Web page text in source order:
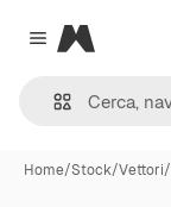
Close menu
Magnific
Home/Stock/Vettori/